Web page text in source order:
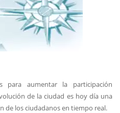
para aumentar la participación
de la ciudad es hoy día una
de los ciudadanos en tiempo real.